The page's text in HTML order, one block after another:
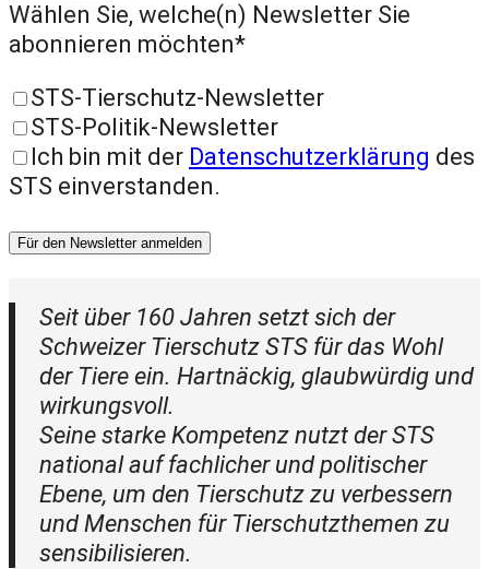
Wählen Sie, welche(n) Newsletter Sie
abonnieren möchten*
STS-Tierschutz-Newsletter
STS-Politik-Newsletter
Ich bin mit der Datenschutzerklärung des
STS einverstanden.
Für den Newsletter anmelden
Seit über 160 Jahren setzt sich der
Schweizer Tierschutz STS für das Wohl
der Tiere ein. Hartnäckig, glaubwürdig und
wirkungsvoll.
Seine starke Kompetenz nutzt der STS
national auf fachlicher und politischer
Ebene, um den Tierschutz zu verbessern
und Menschen für Tierschutzthemen zu
sensibilisieren.